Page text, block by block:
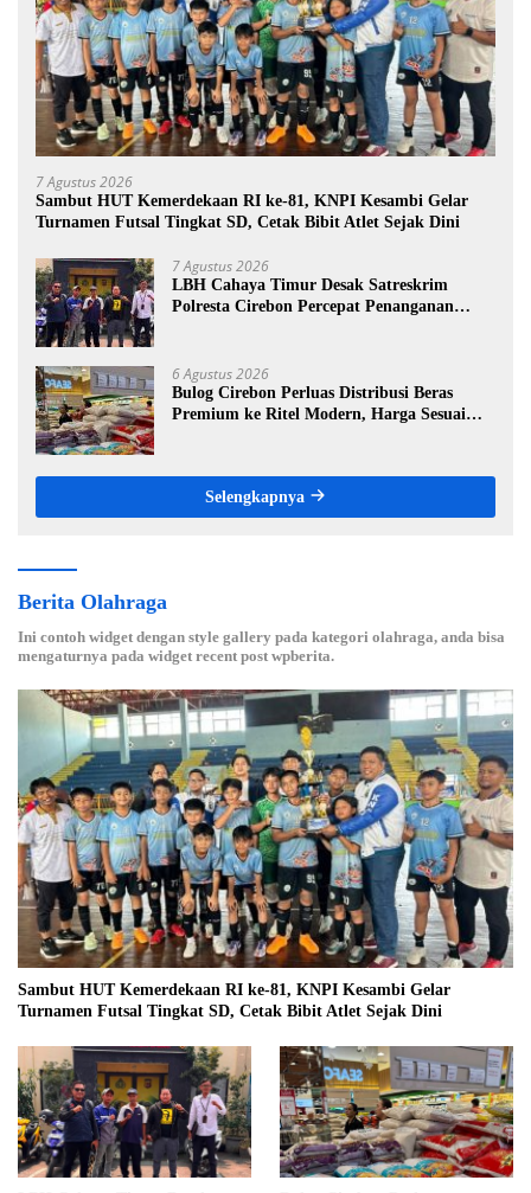
7 Agustus 2026
Sambut HUT Kemerdekaan RI ke-81, KNPI Kesambi Gelar
Turnamen Futsal Tingkat SD, Cetak Bibit Atlet Sejak Dini
7 Agustus 2026
LBH Cahaya Timur Desak Satreskrim
Polresta Cirebon Percepat Penanganan
6 Agustus 2026
Bulog Cirebon Perluas Distribusi Beras
Premium ke Ritel Modern, Harga Sesuai
Selengkapnya
Berita Olahraga
Ini contoh widget dengan style gallery pada kategori olahraga, anda bisa
mengaturnya pada widget recent post wpberita.
Sambut HUT Kemerdekaan RI ke-81, KNPI Kesambi Gelar
Turnamen Futsal Tingkat SD, Cetak Bibit Atlet Sejak Dini